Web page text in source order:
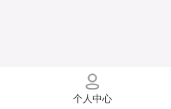
个人中心